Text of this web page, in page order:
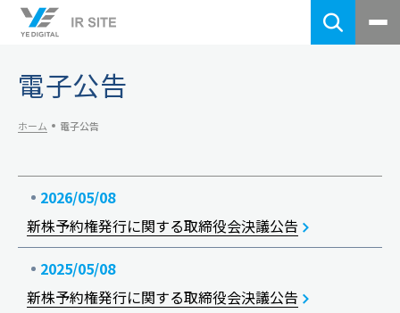
トップメッセージ
企業理念
会社概要
事業内容
中期経営計画
財務・業績
経営成績
財政状況
配当状況
株式情報
株式基本情報
配当情報
個人投資家のみなさまへ
電子公告
ホーム 電子公告
2026/05/08
新株予約権発行に関する取締役会決議公告
2025/05/08
新株予約権発行に関する取締役会決議公告